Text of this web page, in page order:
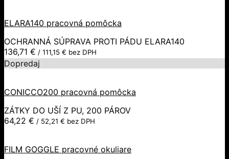
ELARA140 pracovná pomôcka
OCHRANNÁ SÚPRAVA PROTI PÁDU ELARA140
136,71 € / 111,15 € bez DPH
Dopredaj
CONICCO200 pracovná pomôcka
ZÁTKY DO UŠÍ Z PU, 200 PÁROV
64,22 € / 52,21 € bez DPH
FILM GOGGLE pracovné okuliare